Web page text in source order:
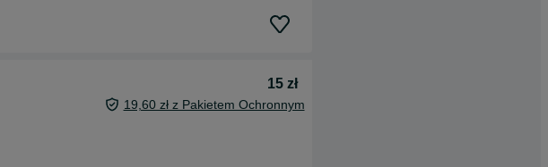
15 zł
19,60 zł z Pakietem Ochronnym